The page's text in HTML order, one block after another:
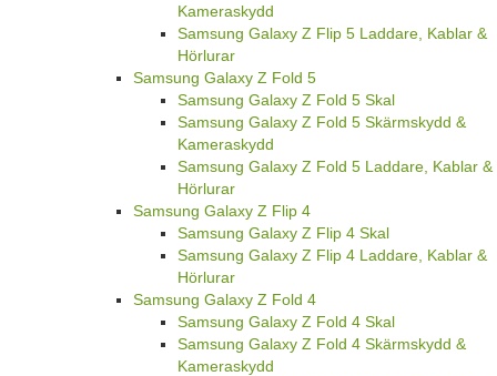
Kameraskydd
Samsung Galaxy Z Flip 5 Laddare, Kablar &
Hörlurar
Samsung Galaxy Z Fold 5
Samsung Galaxy Z Fold 5 Skal
Samsung Galaxy Z Fold 5 Skärmskydd &
Kameraskydd
Samsung Galaxy Z Fold 5 Laddare, Kablar &
Hörlurar
Samsung Galaxy Z Flip 4
Samsung Galaxy Z Flip 4 Skal
Samsung Galaxy Z Flip 4 Laddare, Kablar &
Hörlurar
Samsung Galaxy Z Fold 4
Samsung Galaxy Z Fold 4 Skal
Samsung Galaxy Z Fold 4 Skärmskydd &
Kameraskydd